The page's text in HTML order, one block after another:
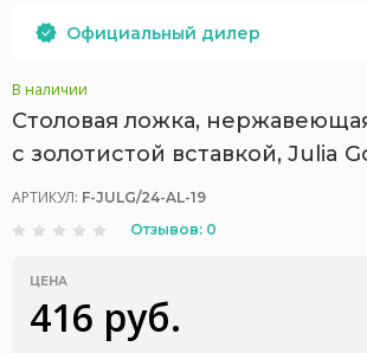
Официальный дилер
В наличии
Столовая ложка,
с золотистой вставкой, Julia
АРТИКУЛ: F-JULG/24-AL-19
Отзывов: 0
ЦЕНА
416 руб.